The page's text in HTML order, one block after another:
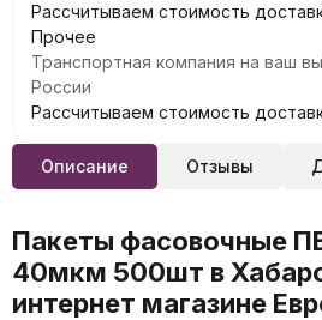
Рассчитываем стоимость
Прочее
Транспортная компания на ваш
России
Рассчитываем стоимость
Описание Отзывы
Пакеты фасовочные
40мкм 500шт в
интернет магазине